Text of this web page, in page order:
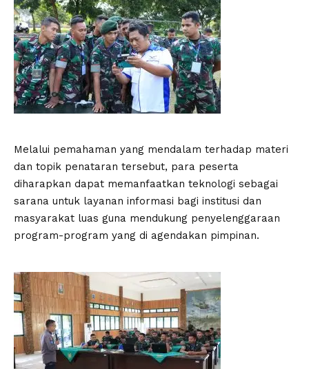
Melalui pemahaman yang mendalam terhadap materi
dan topik penataran tersebut, para peserta
diharapkan dapat memanfaatkan teknologi sebagai
sarana untuk layanan informasi bagi institusi dan
masyarakat luas guna mendukung penyelenggaraan
program-program yang di agendakan pimpinan.